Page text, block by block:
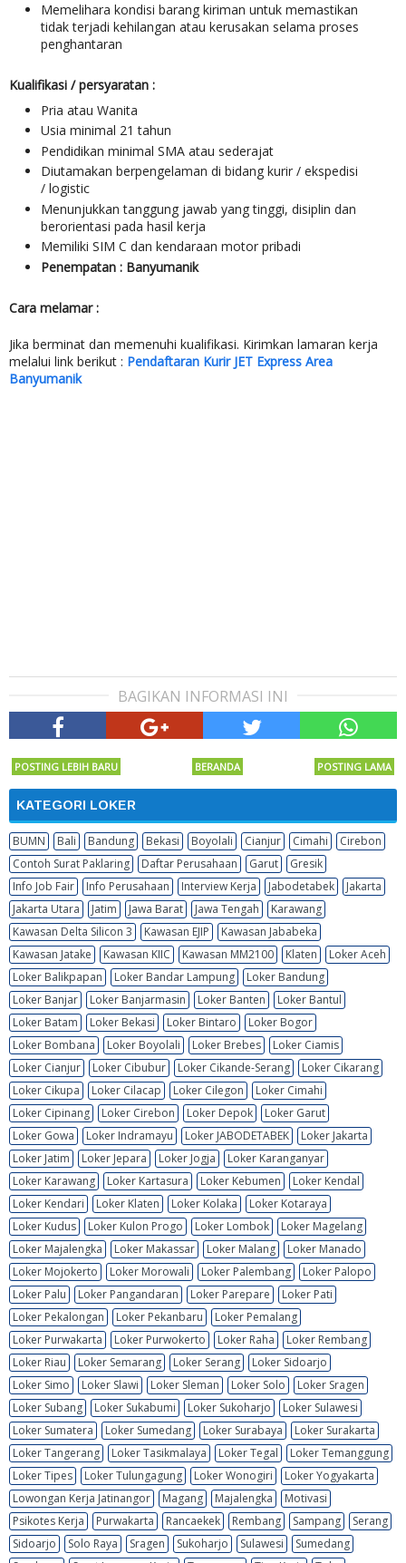
Memelihara kondisi barang kiriman untuk memastikan
tidak terjadi kehilangan atau kerusakan selama proses
penghantaran
Kualifikasi / persyaratan :
Pria atau Wanita
Usia minimal 21 tahun
Pendidikan minimal SMA atau sederajat
Diutamakan berpengelaman di bidang kurir / ekspedisi
/ logistic
Menunjukkan tanggung jawab yang tinggi, disiplin dan
berorientasi pada hasil kerja
Memiliki SIM C dan kendaraan motor pribadi
Penempatan : Banyumanik
Cara melamar :
Jika berminat dan memenuhi kualifikasi. Kirimkan lamaran kerja
melalui link berikut : Pendaftaran Kurir JET Express Area
Banyumanik
BAGIKAN INFORMASI INI
POSTING LEBIH BARU POSTING LAMA
BERANDA
KATEGORI LOKER
BUMN Bali Bandung Bekasi Boyolali Cianjur Cimahi
Cirebon
Contoh Surat Paklaring
Daftar Perusahaan Garut
Gresik
Info Job Fair
Info Perusahaan Interview Kerja Jabodetabek
Jakarta
Jakarta Utara
Jatim Jawa Barat Jawa Tengah
Karawang
Kawasan Delta Silicon 3
Kawasan EJIP
Kawasan Jababeka
Kawasan Jatake
Kawasan KIIC Kawasan MM2100 Klaten
Loker Aceh
Loker Balikpapan
Loker Bandar Lampung
Loker Bandung
Loker Banjar
Loker Banjarmasin Loker Banten
Loker Bantul
Loker Batam
Loker Bekasi Loker Bintaro
Loker Bogor
Loker Bombana
Loker Boyolali Loker Brebes
Loker Ciamis
Loker Cianjur
Loker Cibubur Loker Cikande-Serang
Loker Cikarang
Loker Cikupa
Loker Cilacap Loker Cilegon
Loker Cimahi
Loker Cipinang
Loker Cirebon Loker Depok
Loker Garut
Loker Gowa
Loker Indramayu Loker JABODETABEK
Loker Jakarta
Loker Jatim
Loker Jepara Loker Jogja
Loker Karanganyar
Loker Karawang
Loker Kartasura Loker Kebumen
Loker Kendal
Loker Kendari
Loker Klaten Loker Kolaka
Loker Kotaraya
Loker Kudus
Loker Kulon Progo Loker Lombok
Loker Magelang
Loker Majalengka
Loker Makassar Loker Malang
Loker Manado
Loker Mojokerto
Loker Morowali Loker Palembang
Loker Palopo
Loker Palu
Loker Pangandaran Loker Parepare
Loker Pati
Loker Pekalongan
Loker Pekanbaru
Loker Pemalang
Loker Purwakarta
Loker Purwokerto Loker Raha
Loker Rembang
Loker Riau
Loker Semarang Loker Serang
Loker Sidoarjo
Loker Simo
Loker Slawi Loker Sleman Loker Solo
Loker Sragen
Loker Subang
Loker Sukabumi Loker Sukoharjo
Loker Sulawesi
Loker Sumatera
Loker Sumedang Loker Surabaya
Loker Surakarta
Loker Tangerang
Loker Tasikmalaya Loker Tegal
Loker Temanggung
Loker Tipes
Loker Tulungagung Loker Wonogiri
Loker Yogyakarta
Lowongan Kerja Jatinangor
Magang Majalengka
Motivasi
Psikotes Kerja
Purwakarta Rancaekek Rembang Sampang
Serang
Sidoarjo
Solo Raya Sragen Sukoharjo Sulawesi
Sumedang